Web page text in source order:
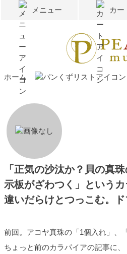
メニュー カー
ホーム
「正気の沙汰か？貝の真
示板がざわつく」という
違いだらけとつっこむ。ド
前回。アコヤ真珠の「1個入れ」、
ちょっと前のカラパイアの記事に